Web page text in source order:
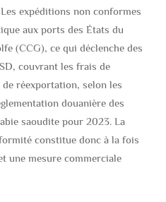
expéditions non conformes
aux ports des États du
(CCG), ce qui déclenche des
couvrant les frais de
de réexportation, selon les
douanière des
saoudite pour 2023. La
constitue donc à la fois
une mesure commerciale